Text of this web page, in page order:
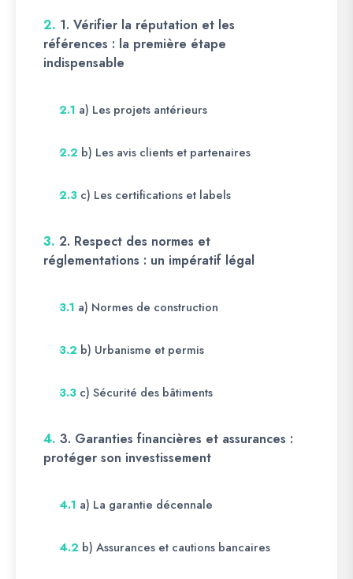
2. 1. Vérifier la réputation et les
références : la première étape
indispensable
2.1 a) Les projets antérieurs
2.2 b) Les avis clients et partenaires
2.3 c) Les certifications et labels
3. 2. Respect des normes et
réglementations : un impératif légal
3.1 a) Normes de construction
3.2 b) Urbanisme et permis
3.3 c) Sécurité des bâtiments
4. 3. Garanties financières et assurances :
protéger son investissement
4.1 a) La garantie décennale
4.2 b) Assurances et cautions bancaires